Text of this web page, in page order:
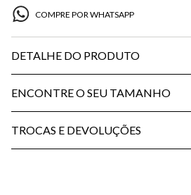
COMPRE POR WHATSAPP
DETALHE DO PRODUTO
ENCONTRE O SEU TAMANHO
TROCAS E DEVOLUÇÕES